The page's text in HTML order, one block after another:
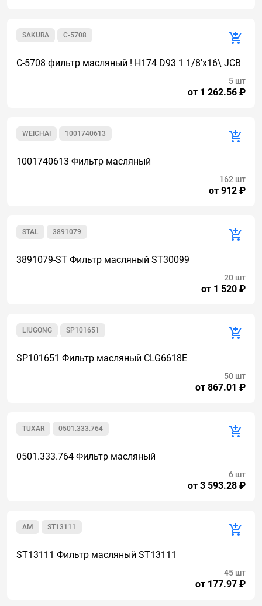
C-5708
SAKURA
C-5708 фильтр масляный ! H174 D93 1 1/8'x16\ JCB
от 1 262.56 ₽
5 шт
1001740613
WEICHAI
1001740613 Фильтр масляный
от 912 ₽
162 шт
3891079
STAL
3891079-ST Фильтр масляный ST30099
от 1 520 ₽
20 шт
SP101651
LIUGONG
SP101651 Фильтр масляный CLG6618E
от 867.01 ₽
50 шт
0501.333.764
TUXAR
0501.333.764 Фильтр масляный
от 3 593.28 ₽
6 шт
ST13111
AM
ST13111 Фильтр масляный ST13111
от 177.97 ₽
45 шт